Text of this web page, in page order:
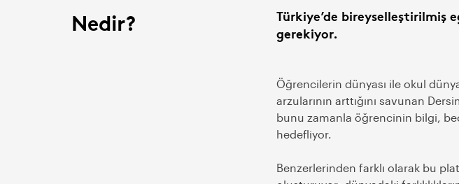
Nedir?
Türkiye’de bireyselleştirilmiş
gerekiyor.
Öğrencilerin dünyası ile okul
arzularının arttığını savunan
bunu zamanla öğrencinin bilgi,
hedefliyor.
Benzerlerinden farklı olarak bu